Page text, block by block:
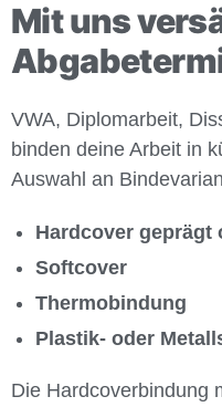
Mit uns
VWA, Diplomarbeit,
binden deine Arbeit in
Auswahl an
Hardcover geprägt
Softcover
Thermobindung
Plastik- oder
Die Hardcoverbindung